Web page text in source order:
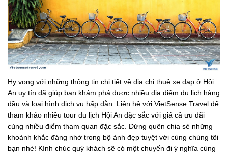
Hy vọng với những thông tin chi tiết về địa chỉ thuê xe đạp ở Hội
An uy tín đã giúp bạn khám phá được nhiều địa điểm du lịch hàng
đầu và loại hình dịch vụ hấp dẫn. Liên hệ với VietSense Travel để
tham khảo nhiều tour du lịch Hội An đặc sắc với giá cả ưu đãi
cùng nhiều điểm tham quan đặc sắc. Đừng quên chia sẻ những
khoảnh khắc đáng nhớ trong bộ ảnh đẹp tuyệt vời cùng chúng tôi
bạn nhé! Kính chúc quý khách sẽ có một chuyến đi ý nghĩa cùng